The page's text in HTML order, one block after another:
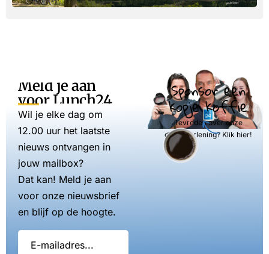
Meld je aan
voor Lunch24
Wil je elke dag om
12.00 uur het laatste
nieuws ontvangen in
jouw mailbox?
Dat kan! Meld je aan
voor onze nieuwsbrief
en blijf op de hoogte.
Sponsor een
kopje koffie
Tevreden over onze
dienstverlening? Klik hier!